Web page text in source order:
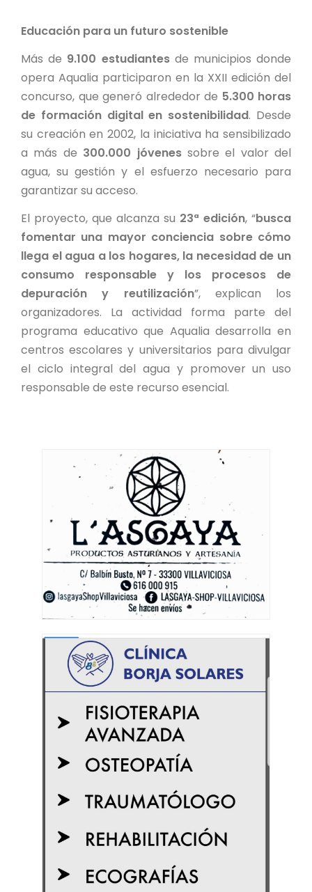
Educación para un futuro sostenible
Más de 9.100 estudiantesde municipios donde
opera Aqualia participaron en la XXII edición del
concurso, que generó alrededor de 5.300 horas
de formación digital en sostenibilidad. Desde
su creación en 2002, la iniciativa ha sensibilizado
a más de 300.000 jóvenessobre el valor del
agua, su gestión y el esfuerzo necesario para
garantizar su acceso.
El proyecto, que alcanza su 23ª edición, “busca
fomentar una mayor conciencia sobre cómo
llega el agua a los hogares, la necesidad de un
consumo responsable y los procesos de
depuración y reutilización”, explican los
organizadores. La actividad forma parte del
programa educativo que Aqualia desarrolla en
centros escolares y universitarios para divulgar
el ciclo integral del agua y promover un uso
responsable de este recurso esencial.